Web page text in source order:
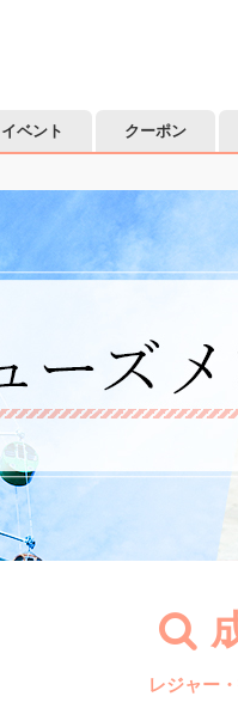
イベント クーポン
レジャー